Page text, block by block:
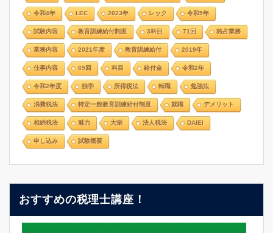
令和4年 LEC 2023年 レック 令和5年
試験内容 教育訓練給付制度 3科目 71回 独占業務
業務内容 2021年度 教育訓練給付 2019年
仕事内容 69回 科目 給付金 令和2年
令和2年度 独学 所得税法 転職 勉強法
消費税法 特定一般教育訓練給付制度 就職 デメリット
相続税法 魅力 大栄 法人税法 DAIEI
申し込み 試験概要
おすすめの税理士講座！